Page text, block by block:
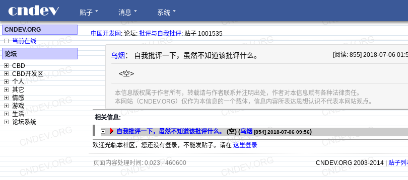
贴子 消息 系统
CNDEV.ORG
当前在线
论坛
CBD
CBD开发区
个人
其它
情感
游戏
生活
论坛系统
中国开发网: 论坛:批评与自我批评: 贴子 1001535
乌烟 ： 自我批评一下，虽然不知道该批评什么。 [阅读: 855] 2018-07-06
<空>
本信息版权属于作者所有，转载请与作者联系并注明出处，作者对本信息赋有各种法律责任。
本网站（CNDEV.ORG）仅作为本信息的一个载体，信息内容所表达思想认识不代表本网站观点。
相关信息:
自我批评一下，虽然不知道该批评什么。
(空) (乌烟 [854] 2018-07-06 09:56)
欢迎光临本社区，您还没有登录，不能发贴子。请在这里登录
页面内容处理时间: 0.023 - 460600 CNDEV.ORG 2003-2014 |贴子列